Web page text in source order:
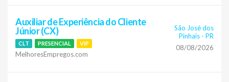
Auxiliar de Experiência do Cliente
Júnior (CX)
CLT PRESENCIAL VIP
MelhoresEmpregos.com
São José dos
Pinhais - PR
08/08/2026